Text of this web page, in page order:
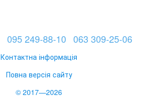
095 249-88-10 063 309-25-06
Контактна інформація
Повна версія сайту
© 2017—2026